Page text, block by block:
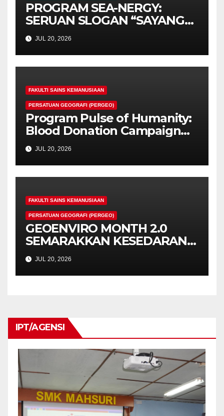
PROGRAM SEA-NERGY:
SERUAN SLOGAN “SAYANG
PENYU, CINTA PENYU”
BERSAMA PERSATUAN
GEOGRAFI UPSI
JUL 20, 2026
FAKULTI SAINS KEMANUSIAAN
PERSATUAN GEOGRAFI (PERGEO)
Program Pulse of Humanity:
Blood Donation Campaign
Memperkukuh
Tanggungjawab Sosial
Mahasiswa UPSI
JUL 20, 2026
FAKULTI SAINS KEMANUSIAAN
PERSATUAN GEOGRAFI (PERGEO)
GEOENVIRO MONTH 2.0
SEMARAKKAN KESEDARAN
ALAM SEKITAR DAN
PEMBANGUNAN LESTARI
JUL 20, 2026
IPT/AGENSI